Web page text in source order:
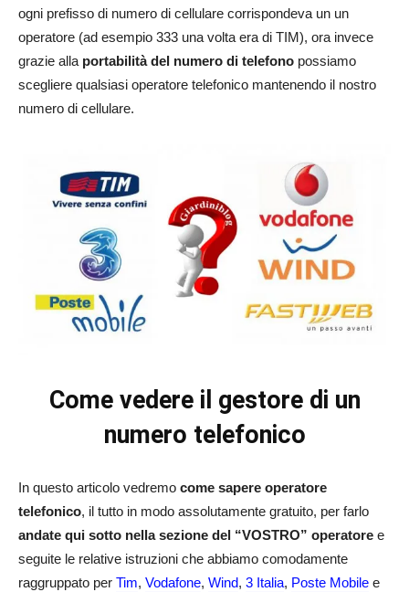
ogni prefisso di numero di cellulare corrispondeva un un
operatore (ad esempio 333 una volta era di TIM), ora invece
grazie alla portabilità del numero di telefono possiamo
scegliere qualsiasi operatore telefonico mantenendo il nostro
numero di cellulare.
Come vedere il gestore di un
numero telefonico
In questo articolo vedremo come sapere operatore
telefonico, il tutto in modo assolutamente gratuito, per farlo
andate qui sotto nella sezione del “VOSTRO” operatore e
seguite le relative istruzioni che abbiamo comodamente
raggruppato per Tim, Vodafone, Wind, 3 Italia, Poste Mobile e